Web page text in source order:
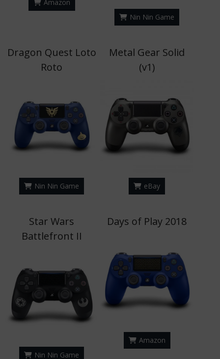
Amazon
Nin Nin Game
Dragon Quest Loto
Roto
Nin Nin Game
Metal Gear Solid
(v1)
eBay
Star Wars
Battlefront II
Nin Nin Game
Days of Play 2018
Amazon